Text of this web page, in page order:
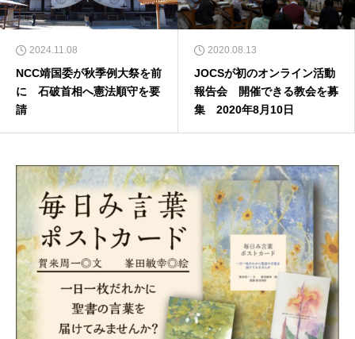
2024.11.08
NCC靖国委が秋季例大祭を前
に 石破首相へ憲法順守を要
請
2020.08.13
JOCSが初のオンライン活動
報告会 開催できる教会を募
集 2020年8月10日